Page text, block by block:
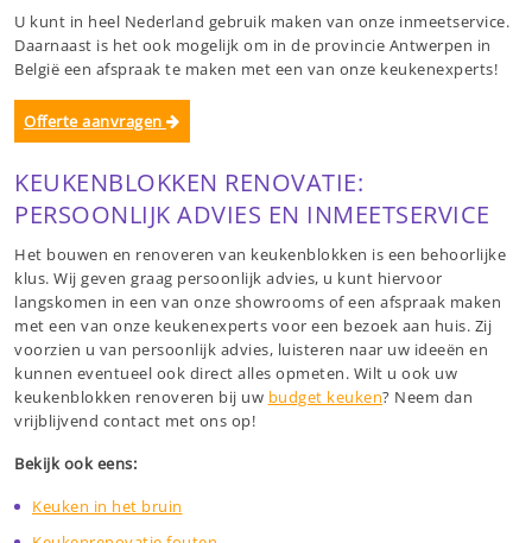
U kunt in heel Nederland gebruik maken van onze inmeetservice.
Daarnaast is het ook mogelijk om in de provincie Antwerpen in
België een afspraak te maken met een van onze keukenexperts!
Offerte aanvragen
KEUKENBLOKKEN RENOVATIE:
PERSOONLIJK ADVIES EN INMEETSERVICE
Het bouwen en renoveren van keukenblokken is een behoorlijke
klus. Wij geven graag persoonlijk advies, u kunt hiervoor
langskomen in een van onze showrooms of een afspraak maken
met een van onze keukenexperts voor een bezoek aan huis. Zij
voorzien u van persoonlijk advies, luisteren naar uw ideeën en
kunnen eventueel ook direct alles opmeten. Wilt u ook uw
keukenblokken renoveren bij uw budget keuken? Neem dan
vrijblijvend contact met ons op!
Bekijk ook eens:
Keuken in het bruin